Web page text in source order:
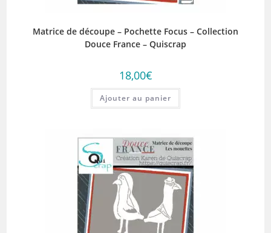
Matrice de découpe – Pochette Focus – Collection
Douce France – Quiscrap
18,00€
Ajouter au panier